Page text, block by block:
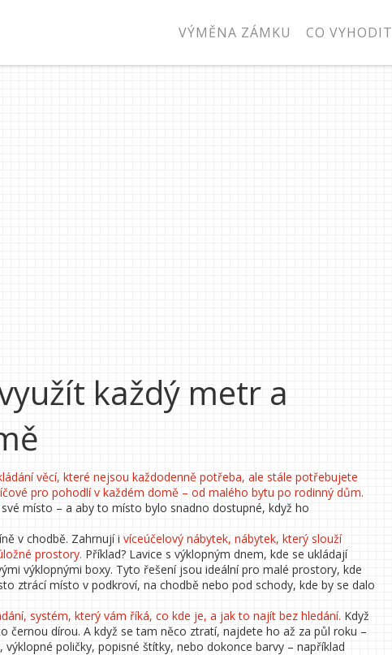
VÝMĚNA ZÁMKU CO VYHODIT
každý metr a
věcí, které nejsou každodenně potřeba, ale stále potřebujete
pro pohodlí v každém domě – od malého bytu po rodinný dům.
místo – a aby to místo bylo snadno dostupné, když ho
v chodbě. Zahrnují i víceúčelový nábytek, nábytek, který slouží
prostory. Příklad? Lavice s výklopným dnem, kde se ukládají
výklopnými boxy. Tyto řešení jsou ideální pro malé prostory, kde
ztrácí místo v podkroví, na chodbě nebo pod schody, kde by se dalo
, systém, který vám říká, co kde je, a jak to najít bez hledání. Když
černou dírou. A když se tam něco ztratí, najdete ho až za půl roku –
poličky, popisné štítky, nebo dokonce barvy – například